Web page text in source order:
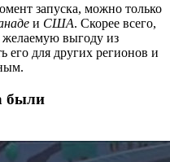
запуска, можно только
и США. Скорее всего,
желаемую выгоду из
его для других регионов и
были